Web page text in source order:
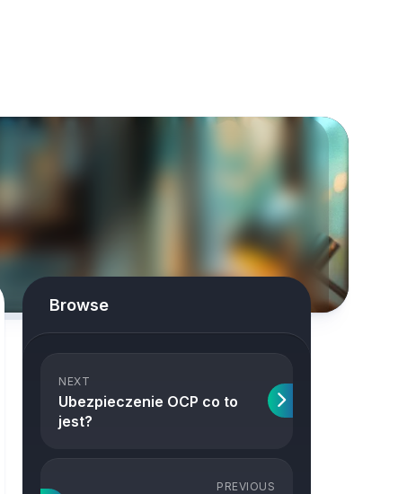
Browse
NEXT
Ubezpieczenie OCP co to
jest?
PREVIOUS